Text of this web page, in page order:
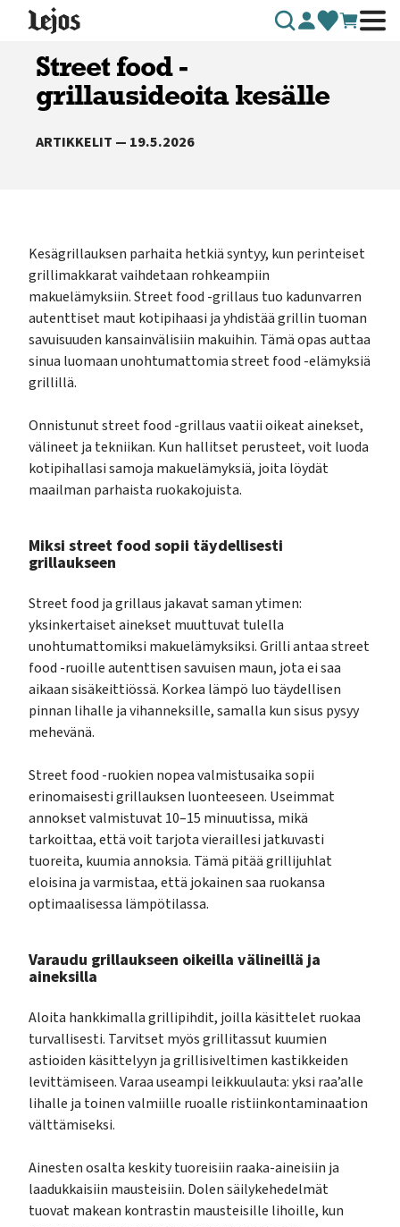
Siirry sisältöön
Street food -
grillausideoita kesälle
ARTIKKELIT — 19.5.2026
Kesägrillauksen parhaita hetkiä syntyy, kun perinteiset
grillimakkarat vaihdetaan rohkeampiin
makuelämyksiin. Street food -grillaus tuo kadunvarren
autenttiset maut kotipihaasi ja yhdistää grillin tuoman
savuisuuden kansainvälisiin makuihin. Tämä opas auttaa
sinua luomaan unohtumattomia street food -elämyksiä
grillillä.
Onnistunut street food -grillaus vaatii oikeat ainekset,
välineet ja tekniikan. Kun hallitset perusteet, voit luoda
kotipihallasi samoja makuelämyksiä, joita löydät
maailman parhaista ruokakojuista.
Miksi street food sopii täydellisesti
grillaukseen
Street food ja grillaus jakavat saman ytimen:
yksinkertaiset ainekset muuttuvat tulella
unohtumattomiksi makuelämyksiksi. Grilli antaa street
food -ruoille autenttisen savuisen maun, jota ei saa
aikaan sisäkeittiössä. Korkea lämpö luo täydellisen
pinnan lihalle ja vihanneksille, samalla kun sisus pysyy
mehevänä.
Street food -ruokien nopea valmistusaika sopii
erinomaisesti grillauksen luonteeseen. Useimmat
annokset valmistuvat 10–15 minuutissa, mikä
tarkoittaa, että voit tarjota vieraillesi jatkuvasti
tuoreita, kuumia annoksia. Tämä pitää grillijuhlat
eloisina ja varmistaa, että jokainen saa ruokansa
optimaalisessa lämpötilassa.
Varaudu grillaukseen oikeilla välineillä ja
aineksilla
Aloita hankkimalla grillipihdit, joilla käsittelet ruokaa
turvallisesti. Tarvitset myös grillitassut kuumien
astioiden käsittelyyn ja grillisiveltimen kastikkeiden
levittämiseen. Varaa useampi leikkuulauta: yksi raa’alle
lihalle ja toinen valmiille ruoalle ristiinkontaminaation
välttämiseksi.
Ainesten osalta keskity tuoreisiin raaka-aineisiin ja
laadukkaisiin mausteisiin. Dolen säilykehedelmät
tuovat makean kontrastin mausteisille lihoille, kun